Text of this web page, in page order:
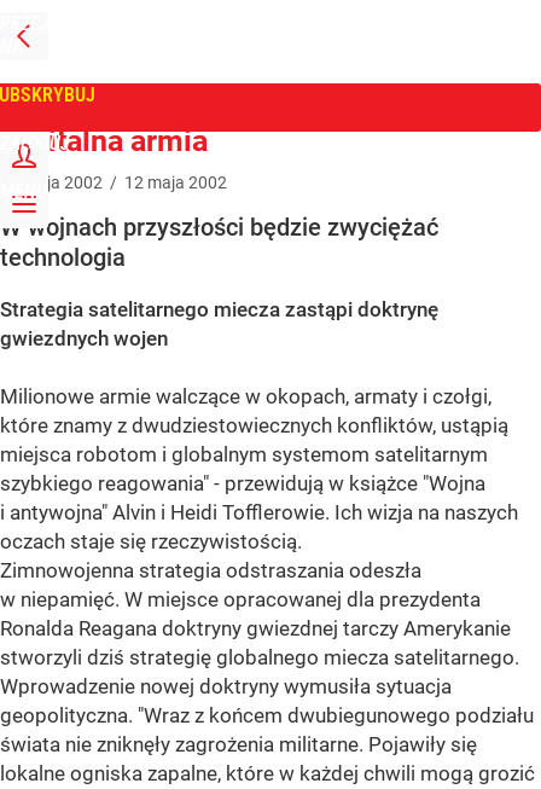
PRZEJDŹ
NA
GŁÓWNĄ
ZALOGUJ
MENU
Tygodnik Wprost
Orbitalna armia
maja 2002 / 12 maja 2002
W wojnach przyszłości będzie zwyciężać
technologia
Strategia satelitarnego miecza zastąpi doktrynę
gwiezdnych wojen
Milionowe armie walczące w okopach, armaty i czołgi,
które znamy z dwudziestowiecznych konfliktów, ustąpią
miejsca robotom i globalnym systemom satelitarnym
szybkiego reagowania" - przewidują w książce "Wojna
i antywojna" Alvin i Heidi Tofflerowie. Ich wizja na naszych
oczach staje się rzeczywistością.
Zimnowojenna strategia odstraszania odeszła
w niepamięć. W miejsce opracowanej dla prezydenta
Ronalda Reagana doktryny gwiezdnej tarczy Amerykanie
stworzyli dziś strategię globalnego miecza satelitarnego.
Wprowadzenie nowej doktryny wymusiła sytuacja
geopolityczna. "Wraz z końcem dwubiegunowego podziału
świata nie zniknęły zagrożenia militarne. Pojawiły się
lokalne ogniska zapalne, które w każdej chwili mogą grozić